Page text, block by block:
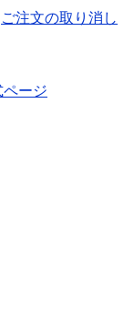
ご注文の取り消し
ページ